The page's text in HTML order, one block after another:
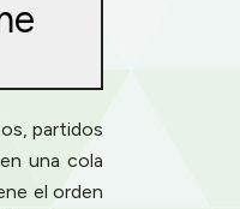
partidos
una cola
el orden